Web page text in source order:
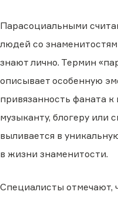
Парасоциальными
людей со
знают лично. Термин
описывает особенную
привязанность фаната к
музыканту, блогеру или
выливается в
в жизни знаменитости.
Специалисты отмечают,